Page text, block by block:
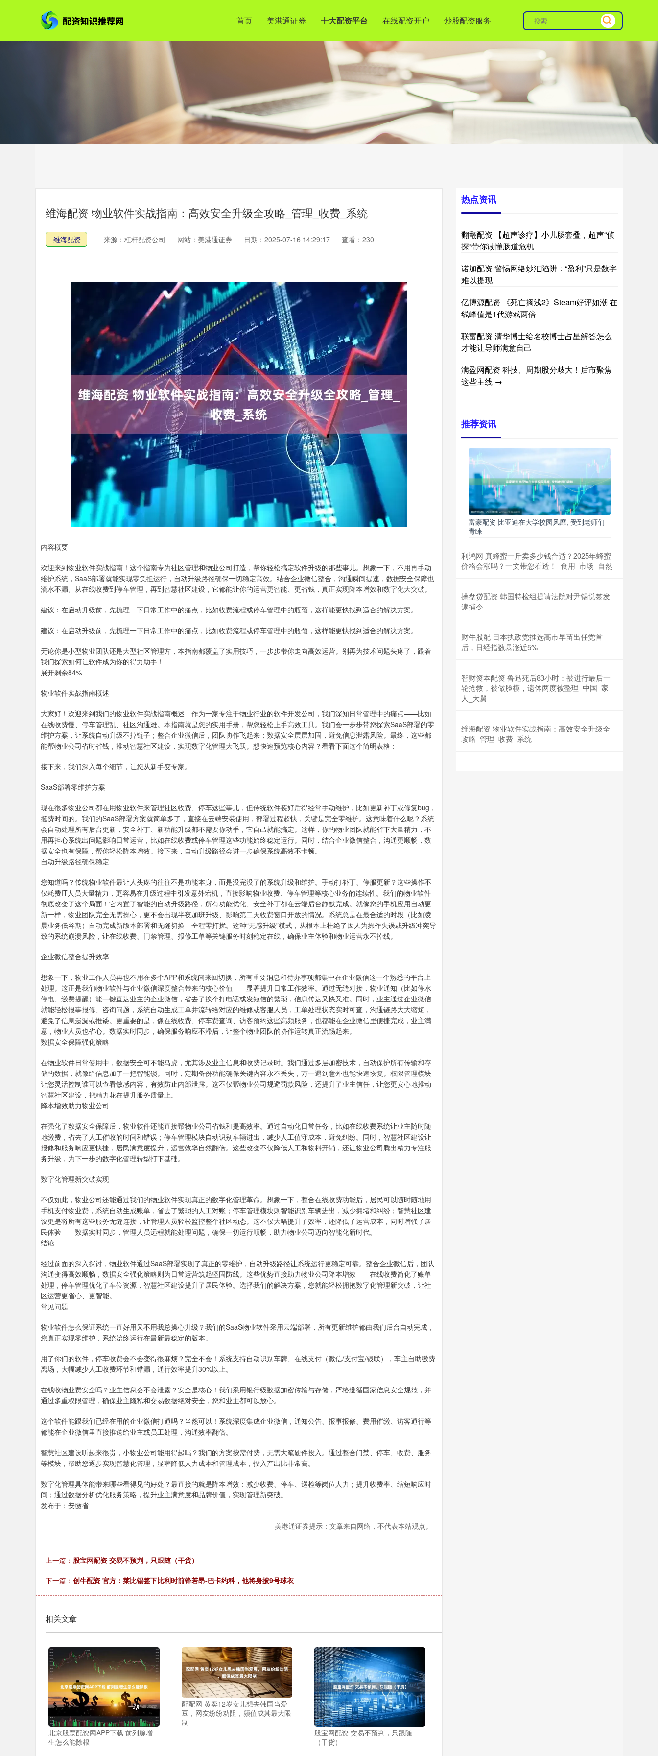
首页 美港通证券 十大配资平台 在线配资开户 炒股配资服务
维海配资 物业软件实战指南：高效安全升级全攻略_管理_收费_系统
维海配资 来源：杠杆配资公司 网站：美港通证券 日期：2025-07-16 14:29:17 查看：230
内容概要
欢迎来到物业软件实战指南！这个指南专为社区管理和物业公司打造，帮你轻松搞定软件升级的那些事儿。想象一下，不用再手动
维护系统，SaaS部署就能实现零负担运行，自动升级路径确保一切稳定高效。结合企业微信整合，沟通瞬间提速，数据安全保障也
滴水不漏。从在线收费到停车管理，再到智慧社区建设，它都能让你的运营更智能、更省钱，真正实现降本增效和数字化大突破。
建议：在启动升级前，先梳理一下日常工作中的痛点，比如收费流程或停车管理中的瓶颈，这样能更快找到适合的解决方案。
建议：在启动升级前，先梳理一下日常工作中的痛点，比如收费流程或停车管理中的瓶颈，这样能更快找到适合的解决方案。
无论你是小型物业团队还是大型社区管理方，本指南都覆盖了实用技巧，一步步带你走向高效运营。别再为技术问题头疼了，跟着
我们探索如何让软件成为你的得力助手！
展开剩余84%
物业软件实战指南概述
大家好！欢迎来到我们的物业软件实战指南概述，作为一家专注于物业行业的软件开发公司，我们深知日常管理中的痛点——比如
在线收费慢、停车管理乱、社区沟通难。本指南就是您的实用手册，帮您轻松上手高效工具。我们会一步步带您探索SaaS部署的零
维护方案，让系统自动升级不掉链子；整合企业微信后，团队协作飞起来；数据安全层层加固，避免信息泄露风险。最终，这些都
能帮物业公司省时省钱，推动智慧社区建设，实现数字化管理大飞跃。想快速预览核心内容？看看下面这个简明表格：
接下来，我们深入每个细节，让您从新手变专家。
SaaS部署零维护方案
现在很多物业公司都在用物业软件来管理社区收费、停车这些事儿，但传统软件装好后得经常手动维护，比如更新补丁或修复bug，
挺费时间的。我们的SaaS部署方案就简单多了，直接在云端安装使用，部署过程超快，关键是完全零维护。这意味着什么呢？系统
会自动处理所有后台更新，安全补丁、新功能升级都不需要你动手，它自己就能搞定。这样，你的物业团队就能省下大量精力，不
用再担心系统出问题影响日常运营，比如在线收费或停车管理这些功能始终稳定运行。同时，结合企业微信整合，沟通更顺畅，数
据安全也有保障，帮你轻松降本增效。接下来，自动升级路径会进一步确保系统高效不卡顿。
自动升级路径确保稳定
您知道吗？传统物业软件最让人头疼的往往不是功能本身，而是没完没了的系统升级和维护。手动打补丁、停服更新？这些操作不
仅耗费IT人员大量精力，更容易在升级过程中引发意外宕机，直接影响物业收费、停车管理等核心业务的连续性。我们的物业软件
彻底改变了这个局面！它内置了智能的自动升级路径，所有功能优化、安全补丁都在云端后台静默完成。就像您的手机应用自动更
新一样，物业团队完全无需操心，更不会出现半夜加班升级、影响第二天收费窗口开放的情况。系统总是在最合适的时段（比如凌
晨业务低谷期）自动完成新版本部署和无缝切换，全程零打扰。这种“无感升级”模式，从根本上杜绝了因人为操作失误或升级冲突导
致的系统崩溃风险，让在线收费、门禁管理、报修工单等关键服务时刻稳定在线，确保业主体验和物业运营永不掉线。
企业微信整合提升效率
想象一下，物业工作人员再也不用在多个APP和系统间来回切换，所有重要消息和待办事项都集中在企业微信这一个熟悉的平台上
处理。这正是我们物业软件与企业微信深度整合带来的核心价值——显著提升日常工作效率。通过无缝对接，物业通知（比如停水
停电、缴费提醒）能一键直达业主的企业微信，省去了挨个打电话或发短信的繁琐，信息传达又快又准。同时，业主通过企业微信
就能轻松报事报修、咨询问题，系统自动生成工单并流转给对应的维修或客服人员，工单处理状态实时可查，沟通链路大大缩短，
避免了信息遗漏或推诿。更重要的是，像在线收费、停车费查询、访客预约这些高频服务，也都能在企业微信里便捷完成，业主满
意，物业人员也省心。数据实时同步，确保服务响应不滞后，让整个物业团队的协作运转真正流畅起来。
数据安全保障强化策略
在物业软件日常使用中，数据安全可不能马虎，尤其涉及业主信息和收费记录时。我们通过多层加密技术，自动保护所有传输和存
储的数据，就像给信息加了一把智能锁。同时，定期备份功能确保关键内容永不丢失，万一遇到意外也能快速恢复。权限管理模块
让您灵活控制谁可以查看敏感内容，有效防止内部泄露。这不仅帮物业公司规避罚款风险，还提升了业主信任，让您更安心地推动
智慧社区建设，把精力花在提升服务质量上。
降本增效助力物业公司
在强化了数据安全保障后，物业软件还能直接帮物业公司省钱和提高效率。通过自动化日常任务，比如在线收费系统让业主随时随
地缴费，省去了人工催收的时间和错误；停车管理模块自动识别车辆进出，减少人工值守成本，避免纠纷。同时，智慧社区建设让
报修和服务响应更快捷，居民满意度提升，运营效率自然翻倍。这些改变不仅降低人工和物料开销，还让物业公司腾出精力专注服
务升级，为下一步的数字化管理转型打下基础。
数字化管理新突破实现
不仅如此，物业公司还能通过我们的物业软件实现真正的数字化管理革命。想象一下，整合在线收费功能后，居民可以随时随地用
手机支付物业费，系统自动生成账单，省去了繁琐的人工对账；停车管理模块则智能识别车辆进出，减少拥堵和纠纷；智慧社区建
设更是将所有这些服务无缝连接，让管理人员轻松监控整个社区动态。这不仅大幅提升了效率，还降低了运营成本，同时增强了居
民体验——数据实时同步，管理人员远程就能处理问题，确保一切运行顺畅，助力物业公司迈向智能化新时代。
结论
经过前面的深入探讨，物业软件通过SaaS部署实现了真正的零维护，自动升级路径让系统运行更稳定可靠。整合企业微信后，团队
沟通变得高效顺畅，数据安全强化策略则为日常运营筑起坚固防线。这些优势直接助力物业公司降本增效——在线收费简化了账单
处理，停车管理优化了车位资源，智慧社区建设提升了居民体验。选择我们的解决方案，您就能轻松拥抱数字化管理新突破，让社
区运营更省心、更智能。
常见问题
物业软件怎么保证系统一直好用又不用我总操心升级？我们的SaaS物业软件采用云端部署，所有更新维护都由我们后台自动完成，
您真正实现零维护，系统始终运行在最新最稳定的版本。
用了你们的软件，停车收费会不会变得很麻烦？完全不会！系统支持自动识别车牌、在线支付（微信/支付宝/银联），车主自助缴费
离场，大幅减少人工收费环节和错漏，通行效率提升30%以上。
在线收物业费安全吗？业主信息会不会泄露？安全是核心！我们采用银行级数据加密传输与存储，严格遵循国家信息安全规范，并
通过多重权限管理，确保业主隐私和交易数据绝对安全，您和业主都可以放心。
这个软件能跟我们已经在用的企业微信打通吗？当然可以！系统深度集成企业微信，通知公告、报事报修、费用催缴、访客通行等
都能在企业微信里直接推送给业主或员工处理，沟通效率翻倍。
智慧社区建设听起来很贵，小物业公司能用得起吗？我们的方案按需付费，无需大笔硬件投入。通过整合门禁、停车、收费、服务
等模块，帮助您逐步实现智慧化管理，显著降低人力成本和管理成本，投入产出比非常高。
数字化管理具体能带来哪些看得见的好处？最直接的就是降本增效：减少收费、停车、巡检等岗位人力；提升收费率、缩短响应时
间；通过数据分析优化服务策略，提升业主满意度和品牌价值，实现管理新突破。
发布于：安徽省
美港通证券提示：文章来自网络，不代表本站观点。
上一篇： 股宝网配资 交易不预判，只跟随（干货）
下一篇： 创牛配资 官方：莱比锡签下比利时前锋若昂-巴卡约科，他将身披9号球衣
相关文章
北京股票配资网APP下载 前列腺增
生怎么能除根
配配网 黄奕12岁女儿想去韩国当爱
豆，网友纷纷劝阻，颜值成其最大限
制
股宝网配资 交易不预判，只跟随
（干货）
热点资讯
翻翻配资 【超声诊疗】小儿肠套叠，超声“侦
探”带你读懂肠道危机
诺加配资 警惕网络炒汇陷阱：“盈利”只是数字
难以提现
亿博源配资 《死亡搁浅2》Steam好评如潮 在
线峰值是1代游戏两倍
联富配资 清华博士给名校博士占星解答怎么
才能让导师满意自己
满盈网配资 科技、周期股分歧大！后市聚焦
这些主线 →
推荐资讯
富豪配资 比亚迪在大学校园风靡, 受到老师们
青睐
利鸿网 真蜂蜜一斤卖多少钱合适？2025年蜂蜜
价格会涨吗？一文带您看透！_食用_市场_自然
操盘贷配资 韩国特检组提请法院对尹锡悦签发
逮捕令
财牛股配 日本执政党推选高市早苗出任党首
后，日经指数暴涨近5%
智财资本配资 鲁迅死后83小时：被进行最后一
轮抢救，被做脸模，遗体两度被整理_中国_家
人_大舅
维海配资 物业软件实战指南：高效安全升级全
攻略_管理_收费_系统